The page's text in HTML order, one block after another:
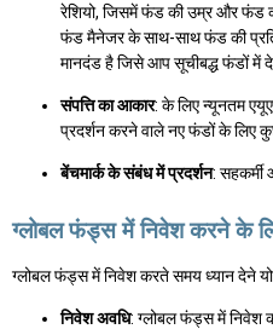
रेशियो, जिसमें फंड की उम्र और फंड
फंड मैनेजर के साथ-साथ फंड की
मानदंड है जिसे आप सूचीबद्ध फंडों में
संपत्ति का आकार: के लिए न्यूनतम
प्रदर्शन करने वाले नए फंडों के लिए
बेंचमार्क के संबंध में प्रदर्शन:
ग्लोबल फंड्स में निवेश करने के
ग्लोबल फंड्स में निवेश करते समय ध्यान देने
निवेश अवधि: ग्लोबल फंड्स में निवेश